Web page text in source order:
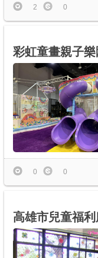
2 0
彩虹童畫親子樂
0 0
高雄市兒童福